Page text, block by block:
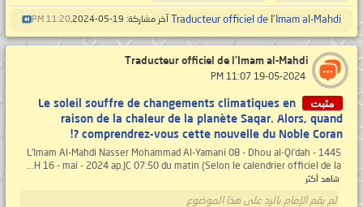
Traducteur officiel de l'Imam al-Mahdi آخر مشاركة: 19-05-2024, 11:20 PM
Traducteur officiel de l'Imam al-Mahdi
مثبت
Le soleil souffre de changements climatiques en
raison de la chaleur de la planète Saqar. Alors, quand
comprendrez-vous cette nouvelle du Noble Coran ?!
L'Imam Al-Mahdi Nasser Mohammad Al-Yamani 08 - Dhou al-Qi'dah - 1445
H 16 - mai - 2024 ap.JC 07:50 du matin (Selon le calendrier officiel de la...
شاهد أكثر
لم يقم الإمام بالرد على هذا الموضوع